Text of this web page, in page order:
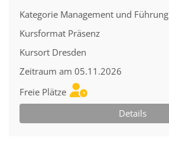
Kategorie Management und Führung
Kursformat Präsenz
Kursort Dresden
Zeitraum am 05.11.2026
Freie Plätze
Details